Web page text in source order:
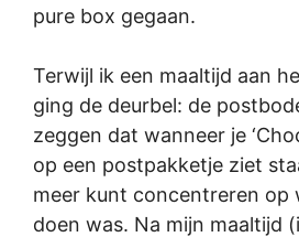
pure box gegaan.
Terwijl ik een maaltijd aan
ging de deurbel: de
zeggen dat wanneer je
op een postpakketje ziet
meer kunt concentreren op
doen was. Na mijn maaltijd